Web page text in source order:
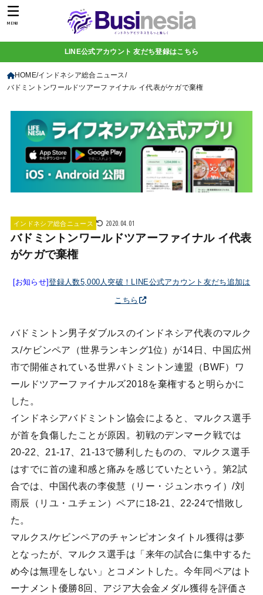
MENU
LINE公式アカウント 友だち登録はこちら
HOME インドネシア総合ニュース
バドミントンワールドツアーファイナル イ代表がケガで棄権
インドネシア総合ニュース 2020.04.01
バドミントンワールドツアーファイナル イ代表
がケガで棄権
[お知らせ]登録人数5,000人突破！LINE公式アカウント友だち追加は
こちら
バドミントン男子ダブルスのインドネシア代表のマルク
ス/ケビンペア（世界ランキング1位）が14日、中国広州
市で開催されている世界バトミントン連盟（BWF）ワ
ールドツアーファイナルズ2018を棄権すると明らかに
した。
インドネシアバドミントン協会によると、マルクス選手
が首を負傷したことが原因。初戦のデンマーク戦では
20-22、21-17、21-13で勝利したものの、マルクス選手
はすでに首の違和感と痛みを感じていたという。第2試
合では、中国代表の李俊慧（リー・ジュンホゥイ）/刘
雨辰（リユ・ユチェン）ペアに18-21、22-24で惜敗し
た。
マルクス/ケビンペアのチャンピオンタイトル獲得は夢
となったが、マルクス選手は「来年の試合に集中するた
め今は無理をしない」とコメントした。今年同ペアはト
ーナメント優勝8回、アジア大会金メダル獲得を評価さ